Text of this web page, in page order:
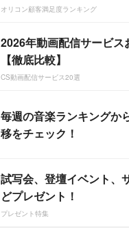
オリコン顧客満足度ランキング
2026年動画配信サービス
【徹底比較】
CS動画配信サービス20選
毎週の音楽ランキングか
移をチェック！
試写会、登壇イベント、
どプレゼント！
プレゼント特集